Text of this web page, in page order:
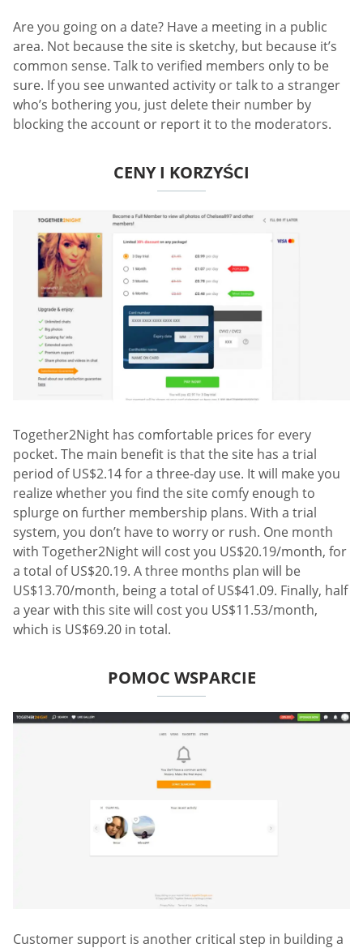
Are you going on a date? Have a meeting in a public
area. Not because the site is sketchy, but because it’s
common sense. Talk to verified members only to be
sure. If you see unwanted activity or talk to a stranger
who’s bothering you, just delete their number by
blocking the account or report it to the moderators.
CENY I KORZYŚCI
Together2Night has comfortable prices for every
pocket. The main benefit is that the site has a trial
period of US$2.14 for a three-day use. It will make you
realize whether you find the site comfy enough to
splurge on further membership plans. With a trial
system, you don’t have to worry or rush. One month
with Together2Night will cost you US$20.19/month, for
a total of US$20.19. A three months plan will be
US$13.70/month, being a total of US$41.09. Finally, half
a year with this site will cost you US$11.53/month,
which is US$69.20 in total.
POMOC WSPARCIE
Customer support is another critical step in building a